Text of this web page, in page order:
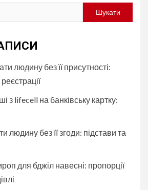
людину без її присутності:
з lifecell на банківську картку:
людину без її згоди: підстави та
для бджіл навесні: пропорції